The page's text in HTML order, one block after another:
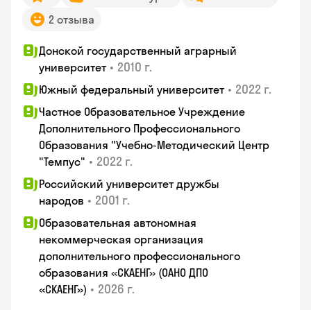
2 отзыва
Донской государственный аграрный
университет • 2010 г.
Южный федеральный университет • 2022 г.
Частное Образовательное Учреждение
Дополнительного Профессионального
Образования "Учебно-Методический Центр
"Темпус" • 2022 г.
Российский университет дружбы
народов • 2001 г.
Образовательная автономная
некоммерческая организация
дополнительного профессионального
образования «СКАЕНГ» (ОАНО ДПО
«СКАЕНГ») • 2026 г.